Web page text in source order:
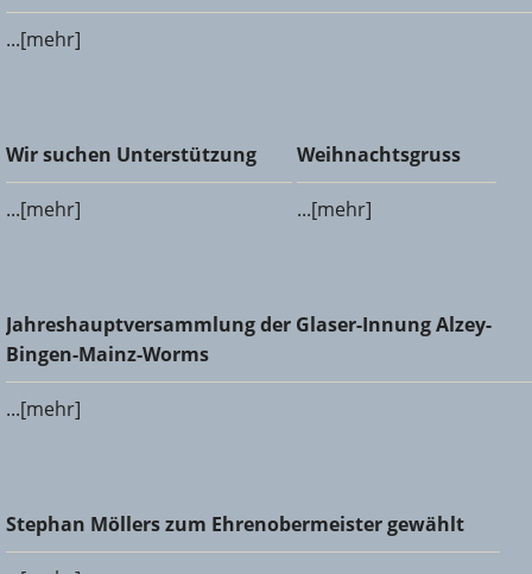
...[mehr]
Wir suchen Unterstützung
Wir suchen Unterstützung
...[mehr]
Weihnachtsgruss
Weihnachtsgruss
...[mehr]
Jahreshauptversammlung der Glaser-Innung Alzey-Bingen-
Mainz-Worms
Jahreshauptversammlung der Glaser-Innung Alzey-
Bingen-Mainz-Worms
...[mehr]
Stephan Möllers zum Ehrenobermeister gewählt
Stephan Möllers zum Ehrenobermeister gewählt